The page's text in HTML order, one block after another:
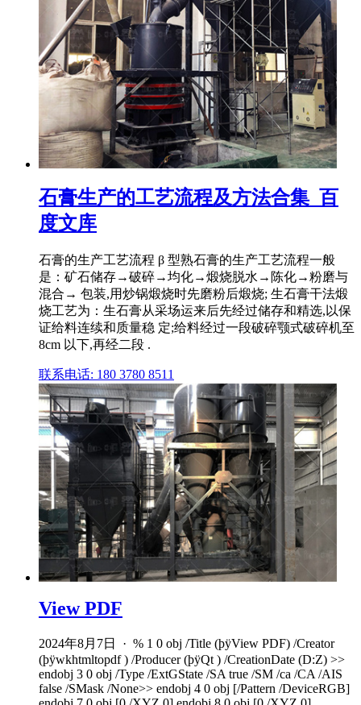
石膏生产的工艺流程及方法合集_百
度文库
石膏的生产工艺流程 β 型熟石膏的生产工艺流程一般
是：矿石储存→破碎→均化→煅烧脱水→陈化→粉磨与
混合→ 包装,用炒锅煅烧时先磨粉后煅烧; 生石膏干法煅
烧工艺为：生石膏从采场运来后先经过储存和精选,以保
证给料连续和质量稳 定;给料经过一段破碎颚式破碎机至
8cm 以下,再经二段 .
联系电话: 180 3780 8511
View PDF
2024年8月7日 · % 1 0 obj /Title (þÿView PDF) /Creator
(þÿwkhtmltopdf ) /Producer (þÿQt ) /CreationDate (D:Z) >>
endobj 3 0 obj /Type /ExtGState /SA true /SM /ca /CA /AIS
false /SMask /None>> endobj 4 0 obj [/Pattern /DeviceRGB]